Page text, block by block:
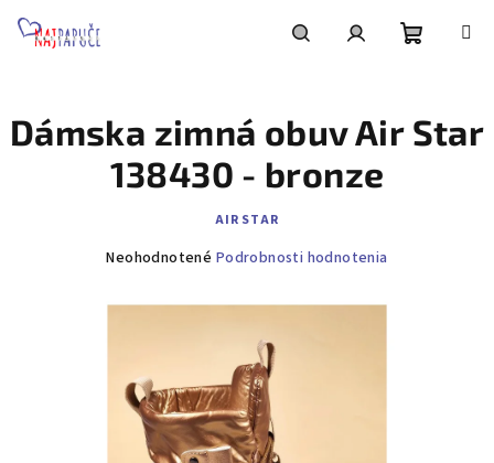
košík
Dámska zimná obuv Air Star
138430 - bronze
AIR STAR
Priemerné
produktu
hviezdičiek.
Neohodnotené Podrobnosti hodnotenia